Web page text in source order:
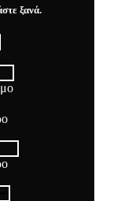
ξανά.